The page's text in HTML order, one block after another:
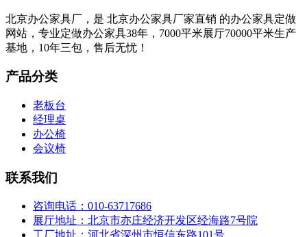
北京办公家具厂，是 北京办公家具厂家直销 的办公家具定做
网站，专业定做办公家具38年，7000平米展厅70000平米生产
基地，10年三包，售后无忧！
产品分类
老板台
经理桌
办公椅
会议椅
联系我们
咨询电话：010-63717686
展厅地址：北京市亦庄经济开发区经海路7号院